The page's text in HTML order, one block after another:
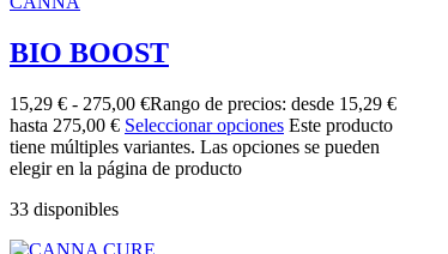
BIO BOOST
15,29 € - 275,00 €Rango de precios: desde 15,29 €
hasta 275,00 € Seleccionar opciones Este producto
tiene múltiples variantes. Las opciones se pueden
elegir en la página de producto
33 disponibles